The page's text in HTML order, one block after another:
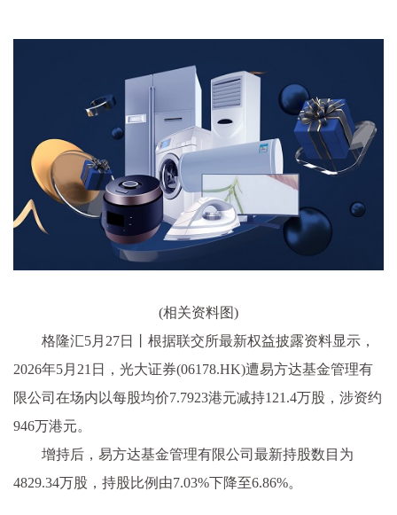
(相关资料图)
格隆汇5月27日丨根据联交所最新权益披露资料显示，
2026年5月21日，光大证券(06178.HK)遭易方达基金管理有
限公司在场内以每股均价7.7923港元减持121.4万股，涉资约
946万港元。
增持后，易方达基金管理有限公司最新持股数目为
4829.34万股，持股比例由7.03%下降至6.86%。